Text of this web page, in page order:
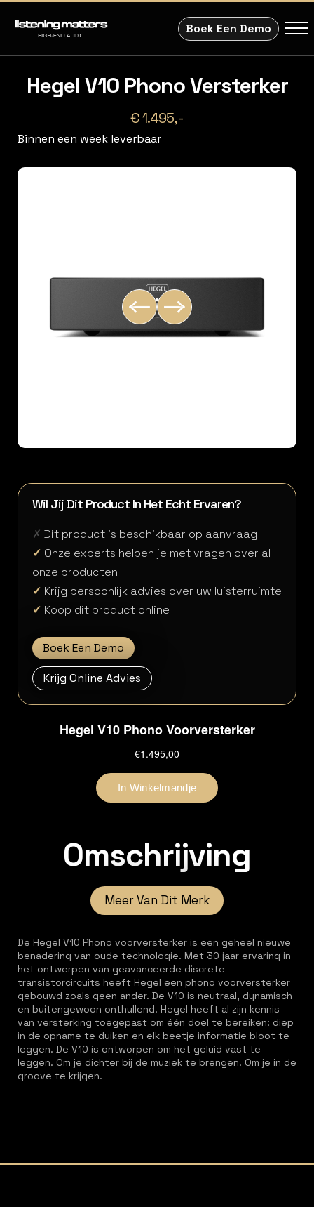
Boek Een Demo
Hegel V10 Phono Versterker
€ 1.495,-
Binnen een week leverbaar
Wil Jij Dit Product In Het Echt Ervaren?
✗ Dit product is beschikbaar op aanvraag
✓ Onze experts helpen je met vragen over al
onze producten
✓ Krijg persoonlijk advies over uw luisterruimte
✓ Koop dit product online
Boek Een Demo
Krijg Online Advies
Omschrijving
Meer Van Dit Merk
De Hegel V10 Phono voorversterker is een geheel nieuwe
benadering van oude technologie. Met 30 jaar ervaring in
het ontwerpen van geavanceerde discrete
transistorcircuits heeft Hegel een phono voorversterker
gebouwd zoals geen ander. De V10 is neutraal, dynamisch
en buitengewoon onthullend. Hegel heeft al zijn kennis
van versterking toegepast om één doel te bereiken: diep
in de opname te duiken en elk beetje informatie bloot te
leggen. De V10 is ontworpen om het geluid vast te
leggen. Om je dichter bij de muziek te brengen. Om je in de
groove te krijgen.